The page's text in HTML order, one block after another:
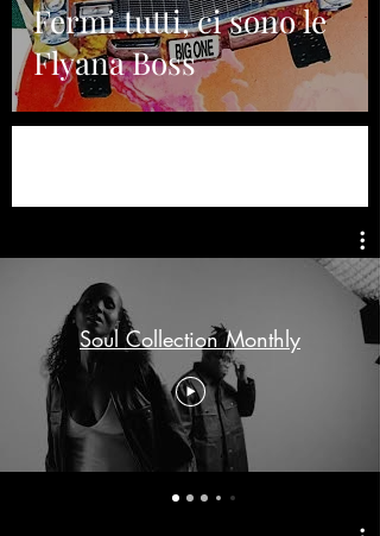
Fermi tutti, ci sono le
Flyana Boss
Soul Collection Monthly